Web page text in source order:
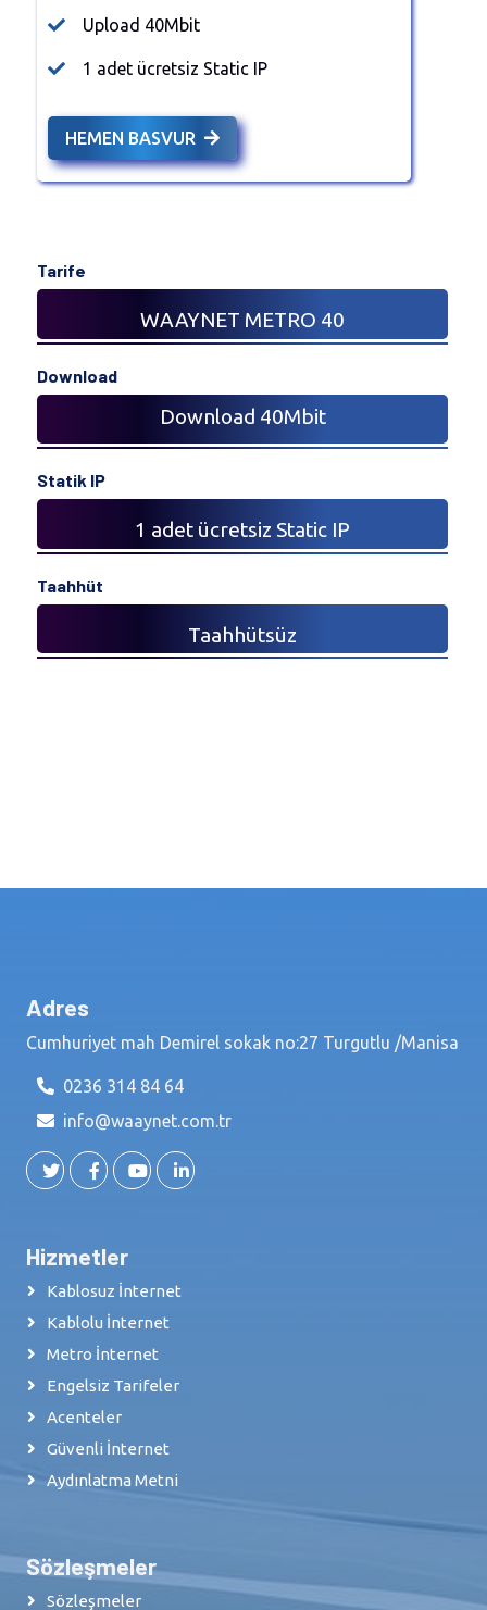
Upload 40Mbit
1 adet ücretsiz Static IP
HEMEN BASVUR
Tarife
WAAYNET METRO 40
Download
Download 40Mbit
Statik IP
1 adet ücretsiz Static IP
Taahhüt
Taahhütsüz
Adres
Cumhuriyet mah Demirel sokak no:27 Turgutlu /Manisa
0236 314 84 64
info@waaynet.com.tr
Hizmetler
Kablosuz İnternet
Kablolu İnternet
Metro İnternet
Engelsiz Tarifeler
Acenteler
Güvenli İnternet
Aydınlatma Metni
Sözleşmeler
Sözleşmeler